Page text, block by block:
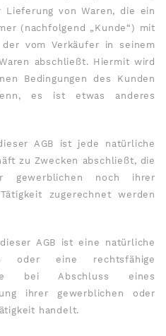
von Waren, die ein
(nachfolgend „Kunde“) mit
vom Verkäufer in seinem
abschließt. Hiermit wird
Bedingungen des Kunden
es ist etwas anderes
AGB ist jede natürliche
zu Zwecken abschließt, die
gewerblichen noch ihrer
zugerechnet werden
AGB ist eine natürliche
oder eine rechtsfähige
die bei Abschluss eines
ihrer gewerblichen oder
handelt.